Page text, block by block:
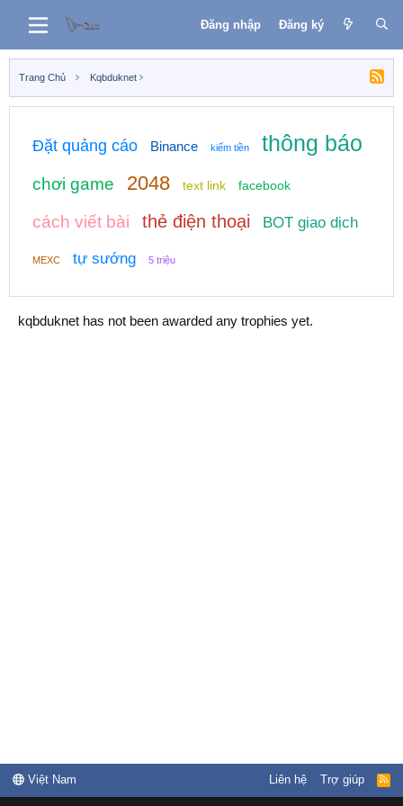
Đăng nhập Đăng ký
Trang Chủ Kqbduknet
Đặt quảng cáo Binance kiếm tiền thông báo
chơi game 2048 text link facebook
cách viết bài thẻ điện thoại BOT giao dịch
MEXC tự sướng 5 triệu
kqbduknet has not been awarded any trophies yet.
Việt Nam Liên hệ Trợ giúp
R